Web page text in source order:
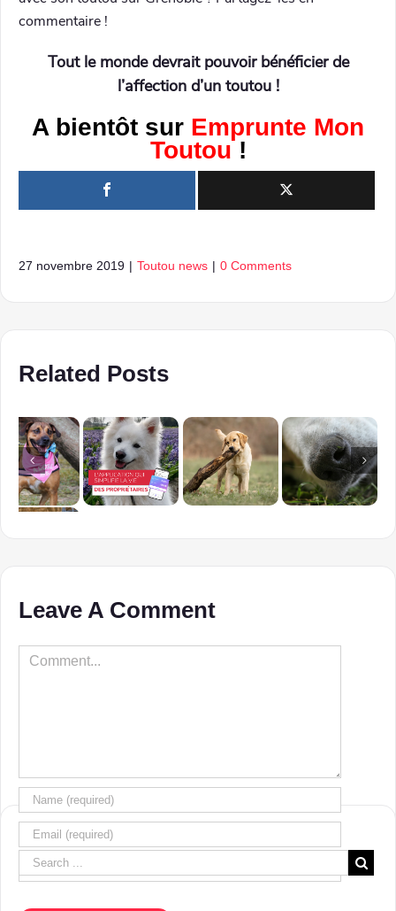
commentaire !
Tout le monde devrait pouvoir bénéficier de
l’affection d’un toutou !
A bientôt sur Emprunte Mon
Toutou !
27 novembre 2019 | Toutou news | 0 Comments
Related Posts
Leave A Comment
Comment